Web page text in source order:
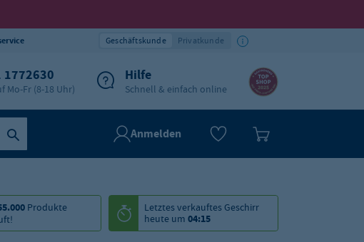
Geschäftskunde Privatkunde
1772630
Mo-Fr (8-18 Uhr)
Hilfe
Schnell & einfach online
Anmelden
Produkte
Letztes verkauftes Geschirr
heute um04:15